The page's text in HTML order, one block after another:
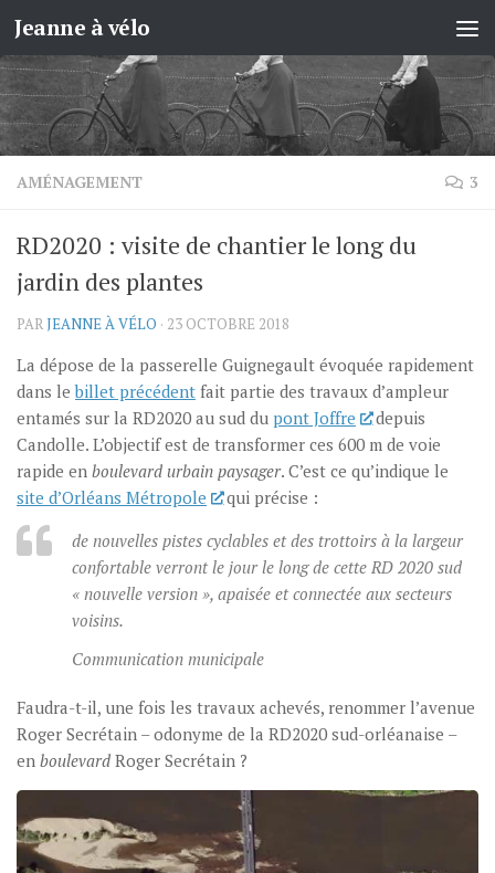
Skip to content
Jeanne à vélo
AMÉNAGEMENT 3
RD2020 : visite de chantier le long du
jardin des plantes
PARJEANNE À VÉLO · 23 OCTOBRE 2018
La dépose de la passerelle Guignegault évoquée rapidement
dans lebillet précédent fait partie des travaux d’ampleur
entamés sur la RD2020 au sud du pont Joffre
depuis
Candolle. L’objectif est de transformer ces 600 m de voie
rapide en boulevard urbain paysager. C’est ce qu’indique le
site d’Orléans Métropole
qui précise :
de nouvelles pistes cyclables et des trottoirs à la largeur
confortable verront le jour le long de cette RD 2020 sud
« nouvelle version », apaisée et connectée aux secteurs
voisins.
Communication municipale
Faudra-t-il, une fois les travaux achevés, renommer l’avenue
Roger Secrétain – odonyme de la RD2020 sud-orléanaise –
en boulevard Roger Secrétain ?